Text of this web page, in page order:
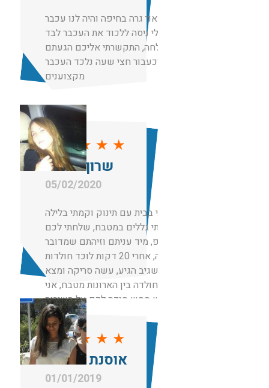
תותחים! אני גרה בחיפה והיה לנו עכבר
בבית, בעלי ניסה ללכוד את העכבר לבד
ללא הצלחה, התקשרתי אליכם הגעתם
מקצוענים
★★★ ★ ★
שרון סויסה
05/02/2020
הייתי בבית עם תינוק וקמתי בלילה
וראיתי גללים במטבח, שלחתי לכם
ווצאפ, מיד עניתם וזיהתם שמדובר
בחולדה, אחרי 20 דקות לוכד חולדות
בשם שגיב הגיע, עשה סריקה ומצא
את החולדה בין הארונות מטבח, אני
ממש ממש מודה לכם על השירות
והזמינות.
אנשים ישרים גם לא גבו מחיר מופרז
כמו אחרים שהציעו לי מחירים לא
הגיוניים
★★★ ★ ★
אוסנת רחמים
01/01/2019